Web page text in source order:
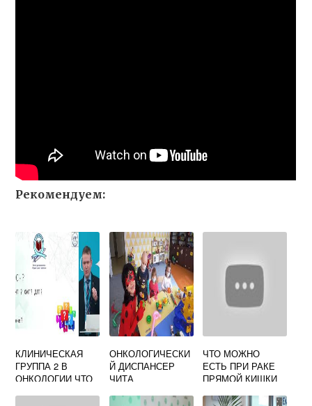
Рекомендуем:
КЛИНИЧЕСКАЯ
ГРУППА 2 В
ОНКОЛОГИИ ЧТО
ОНКОЛОГИЧЕСКИ
Й ДИСПАНСЕР
ЧИТА
ЧТО МОЖНО
ЕСТЬ ПРИ РАКЕ
ПРЯМОЙ КИШКИ